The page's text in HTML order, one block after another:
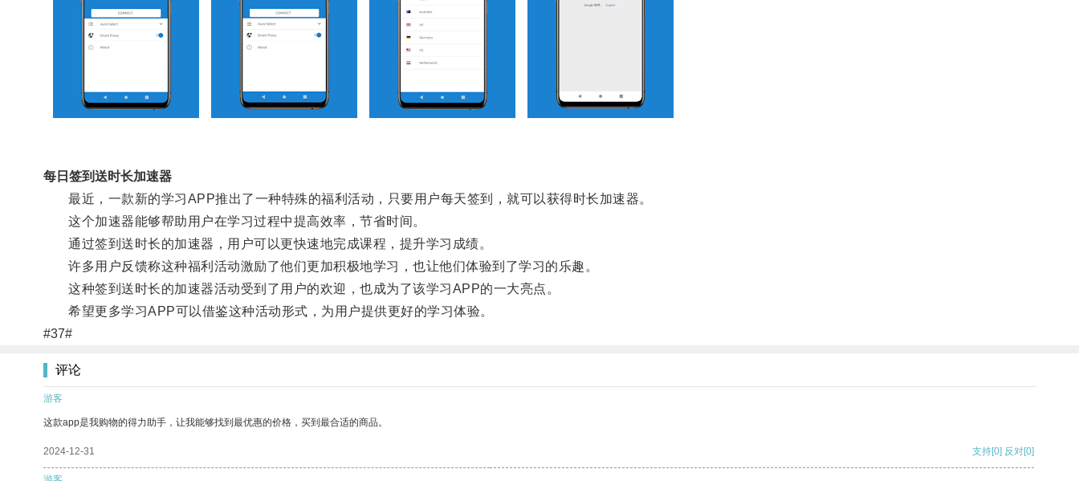
每日签到送时长加速器
最近，一款新的学习APP推出了一种特殊的福利活动，只要用户每天签到，就可以获得时长加速器。
这个加速器能够帮助用户在学习过程中提高效率，节省时间。
通过签到送时长的加速器，用户可以更快速地完成课程，提升学习成绩。
许多用户反馈称这种福利活动激励了他们更加积极地学习，也让他们体验到了学习的乐趣。
这种签到送时长的加速器活动受到了用户的欢迎，也成为了该学习APP的一大亮点。
希望更多学习APP可以借鉴这种活动形式，为用户提供更好的学习体验。
#37#
评论
游客
这款app是我购物的得力助手，让我能够找到最优惠的价格，买到最合适的商品。
2024-12-31 支持[0] 反对[0]